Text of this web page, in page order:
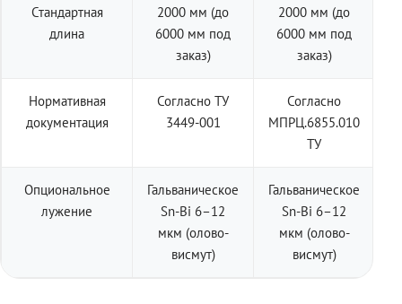
Стандартная
длина
2000 мм (до
6000 мм под
заказ)
2000 мм (до
6000 мм под
заказ)
Нормативная
документация
Согласно ТУ
3449-001
Согласно
МПРЦ.6855.010
ТУ
Опциональное
лужение
Гальваническое
Sn-Bi 6–12
мкм (олово-
висмут)
Гальваническое
Sn-Bi 6–12
мкм (олово-
висмут)